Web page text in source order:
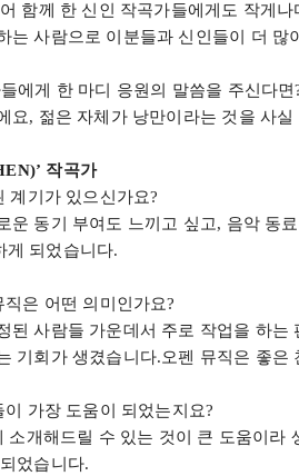
함께 한 신인 작곡가들에게도 작게
는 사람으로 이분들과 신인들이 더
에게 한 마디 응원의 말씀을 주신다면
요, 젊은 자체가 낭만이라는 것을 사실
작곡가
계기가 있으신가요?
운 동기 부여도 느끼고 싶고, 음악 동
게 되었습니다.
은 어떤 의미인가요?
된 사람들 가운데서 주로 작업을 하는
기회가 생겼습니다.오펜 뮤직은 좋은
가장 도움이 되었는지요?
소개해드릴 수 있는 것이 큰 도움이라
었습니다.